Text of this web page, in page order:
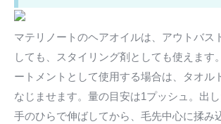
マテリノートのヘアオイルは、アウトバス
しても、スタイリング剤としても使えます
ートメントとして使用する場合は、タオル
なじませます。量の目安は1プッシュ。出
手のひらで伸ばしてから、毛先中心に揉み